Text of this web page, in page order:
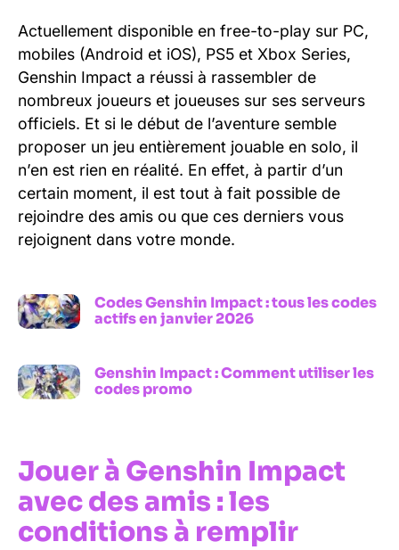
Actuellement disponible en free-to-play sur PC,
mobiles (Android et iOS), PS5 et Xbox Series,
Genshin Impact a réussi à rassembler de
nombreux joueurs et joueuses sur ses serveurs
officiels. Et si le début de l’aventure semble
proposer un jeu entièrement jouable en solo, il
n’en est rien en réalité. En effet, à partir d’un
certain moment, il est tout à fait possible de
rejoindre des amis ou que ces derniers vous
rejoignent dans votre monde.
Codes Genshin Impact : tous les codes
actifs en janvier 2026
Genshin Impact : Comment utiliser les
codes promo
Jouer à Genshin Impact
avec des amis : les
conditions à remplir